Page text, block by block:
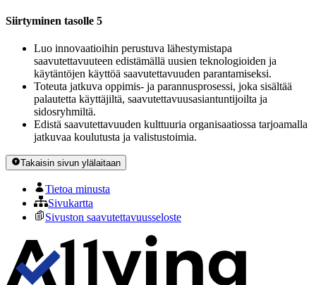
Siirtyminen tasolle 5
Luo innovaatioihin perustuva lähestymistapa
saavutettavuuteen edistämällä uusien teknologioiden ja
käytäntöjen käyttöä saavutettavuuden parantamiseksi.
Toteuta jatkuva oppimis- ja parannusprosessi, joka sisältää
palautetta käyttäjiltä, saavutettavuusasiantuntijoilta ja
sidosryhmiltä.
Edistä saavutettavuuden kulttuuria organisaatiossa tarjoamalla
jatkuvaa koulutusta ja valistustoimia.
Takaisin sivun ylälaitaan
Tietoa minusta
Sivukartta
Sivuston saavutettavuusseloste